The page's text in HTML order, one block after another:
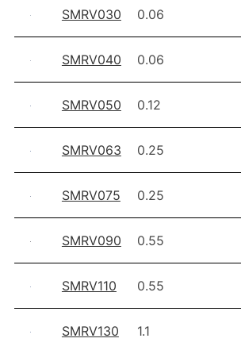
SMRV030 0.06
SMRV040 0.06
SMRV050 0.12
SMRV063 0.25
SMRV075 0.25
SMRV090 0.55
SMRV110 0.55
SMRV130 1.1